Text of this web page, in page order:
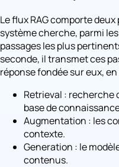
Le flux RAG comporte
système cherche, parmi
passages les plus
seconde, il transmet ces
réponse fondée sur eux,
Retrieval : recherche
base de
Augmentation : les
contexte.
Generation : le
contenus.